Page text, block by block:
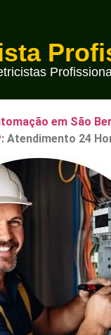
em São
: Atendimento 24